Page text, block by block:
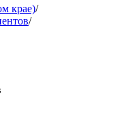
крае)/
/